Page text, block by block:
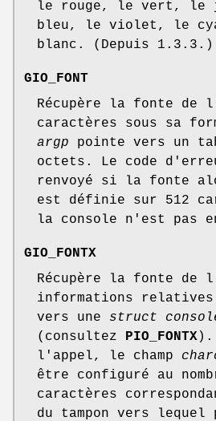
le rouge, le vert, le
bleu, le violet, le
blanc. (Depuis 1.3.3.)
GIO_FONT
Récupère la fonte de
caractères sous sa
argp pointe vers un
octets. Le code
renvoyé si la fonte
est définie sur 512
la console n'est pas
GIO_FONTX
Récupère la fonte de
informations
vers une struct
(consultez PIO_FONTX).
l'appel, le champ
être configuré au
caractères
du tampon vers lequel